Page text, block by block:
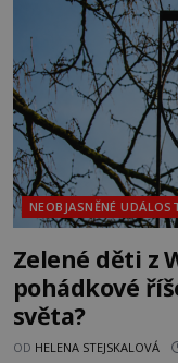
vlastně vypráví. Rohoncský kodex se poprvé
objevuje v roce
NEOBJASNĚNÉ
Zelené děti z
pohádkové
světa?
OD HELENA STEJSKALOVÁ